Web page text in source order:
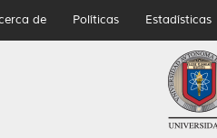
de Políticas Estadísticas